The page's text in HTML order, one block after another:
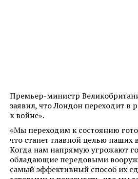
Премьер-министр
заявил, что Лондон переходит в
к войне».
«Мы переходим к состоянию
что станет главной целью наших
Когда нам напрямую угрожают
обладающие передовыми
самый эффективный способ их